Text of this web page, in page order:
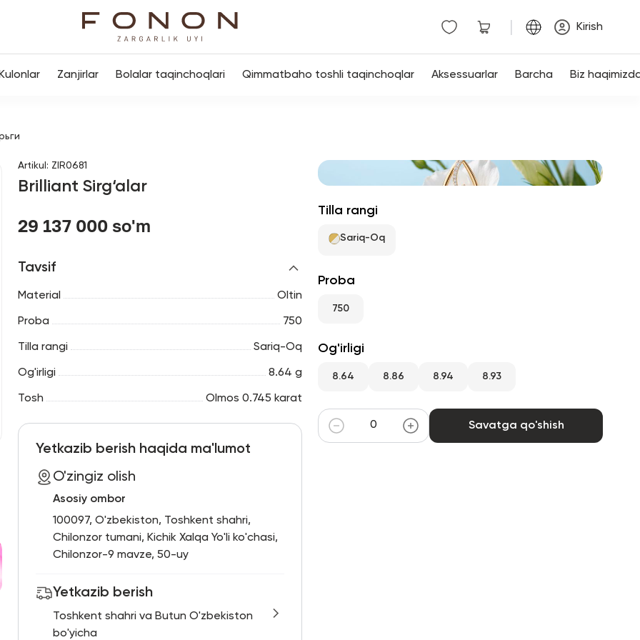
Kirish
Kulonlar Zanjirlar Bolalar taqinchoqlari Qimmatbaho toshli taqinchoqlar Aksessuarlar Barcha Biz
Artikul : ZIR0681
Brilliant Sirg‘alar
29 137 000 so'm
Tavsif
Material Oltin
Proba 750
Tilla rangi Sariq-Oq
Og'irligi 8.64 g
Tosh Olmos 0.745 karat
Yetkazib berish haqida ma'lumot
O'zingiz olish
Asosiy ombor
100097, O'zbekiston, Toshkent shahri,
Chilonzor tumani, Kichik Xalqa Yo'li ko'chasi,
Chilonzor-9 mavze, 50-uy
Yetkazib berish
Toshkent shahri va Butun O'zbekiston
bo'yicha
Tilla rangi
Sariq-Oq
Proba
750
Og'irligi
8.64 8.86 8.94 8.93
Savatga qo'shish